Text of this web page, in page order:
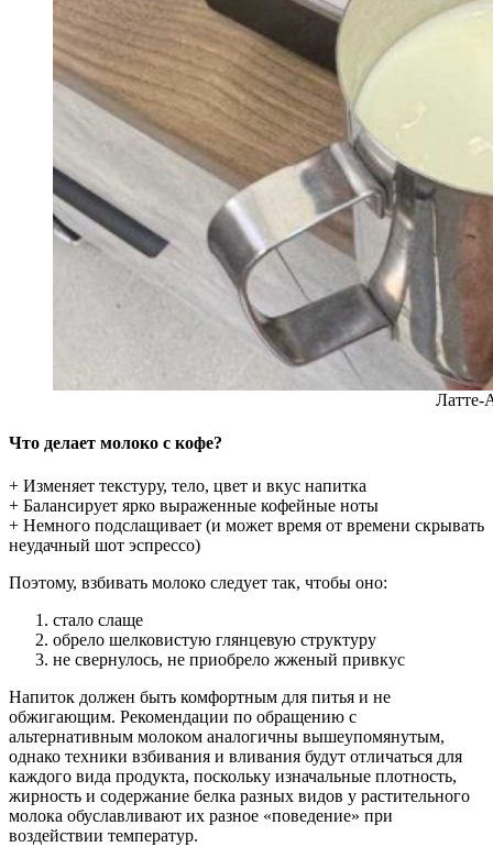
Латте-
Что делает молоко с кофе?
+ Изменяет текстуру, тело, цвет и вкус напитка
+ Балансирует ярко выраженные кофейные ноты
+ Немного подслащивает (и может время от времени скрывать
неудачный шот эспрессо)
Поэтому, взбивать молоко следует так, чтобы оно:
стало слаще
обрело шелковистую глянцевую структуру
не свернулось, не приобрело жженый привкус
Напиток должен быть комфортным для питья и не
обжигающим. Рекомендации по обращению с
альтернативным молоком аналогичны вышеупомянутым,
однако техники взбивания и вливания будут отличаться для
каждого вида продукта, поскольку изначальные плотность,
жирность и содержание белка разных видов у растительного
молока обуславливают их разное «поведение» при
воздействии температур.